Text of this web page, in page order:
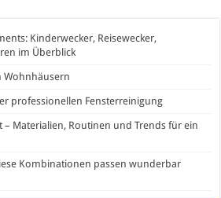
Kinderwecker, Reisewecker,
im Überblick
Wohnhäusern
professionellen Fensterreinigung
Materialien, Routinen und Trends für ein
Kombinationen passen wunderbar